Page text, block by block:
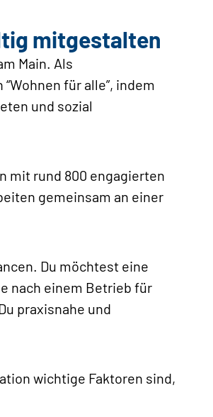
mitgestalten
Main. Als
für alle”, indem
und sozial
mit rund 800 engagierten
gemeinsam an einer
Du möchtest eine
nach einem Betrieb für
praxisnahe und
wichtige Faktoren sind,